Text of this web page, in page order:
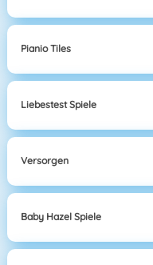
Pianio Tiles
Liebestest Spiele
Versorgen
Baby Hazel Spiele